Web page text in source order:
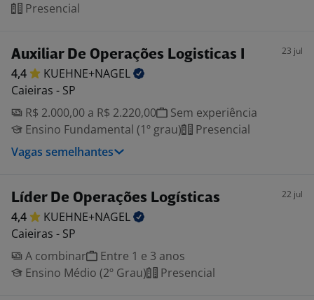
Presencial
Auxiliar De Operações Logisticas I 23 jul
4,4
KUEHNE+NAGEL
Caieiras - SP
R$ 2.000,00 a R$ 2.220,00
Sem experiência
Ensino Fundamental (1º grau)
Presencial
Vagas semelhantes
Líder De Operações Logísticas 22 jul
4,4
KUEHNE+NAGEL
Caieiras - SP
A combinar
Entre 1 e 3 anos
Ensino Médio (2º Grau)
Presencial